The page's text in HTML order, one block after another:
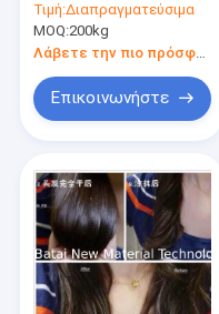
Τιμή:Διαπραγματεύσιμα
MOQ:200kg
Λάβετε την πιο πρόσφατη τιμή
Επικοινωνήστε